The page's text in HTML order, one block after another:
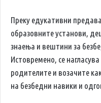
Преку едукативни
образовните установи,
знаења и вештини за
Истовремено, се
родителите и возачите
на безбедни навики и